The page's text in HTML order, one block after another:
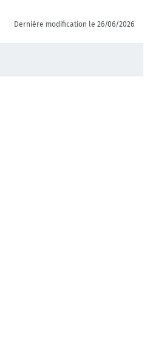
Dernière modification le 26/06/2026